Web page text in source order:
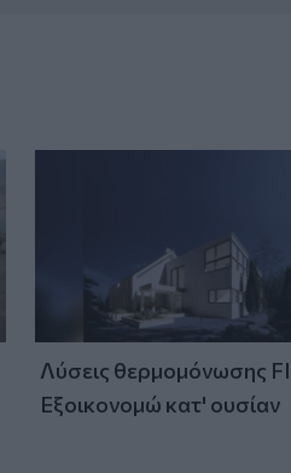
Λύσεις θερμομόνωσης
Εξοικονομώ κατ' ουσίαν